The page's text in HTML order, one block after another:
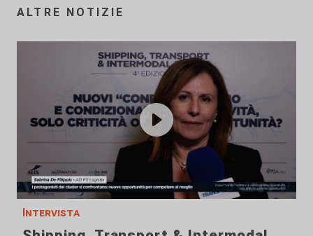
ALTRE NOTIZIE
Intervista